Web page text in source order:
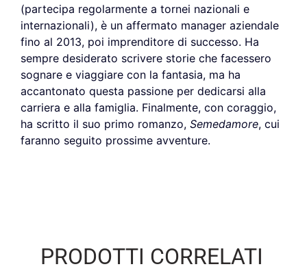
(partecipa regolarmente a tornei nazionali e
internazionali), è un affermato manager aziendale
fino al 2013, poi imprenditore di successo. Ha
sempre desiderato scrivere storie che facessero
sognare e viaggiare con la fantasia, ma ha
accantonato questa passione per dedicarsi alla
carriera e alla famiglia. Finalmente, con coraggio,
ha scritto il suo primo romanzo, Semedamore, cui
faranno seguito prossime avventure.
PRODOTTI CORRELATI